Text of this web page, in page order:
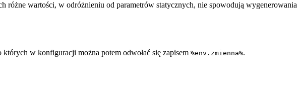
różne wartości, w odróżnieniu od parametrów statycznych, nie spowodują
w konfiguracji można potem odwołać się zapisem %env.zmienna%.